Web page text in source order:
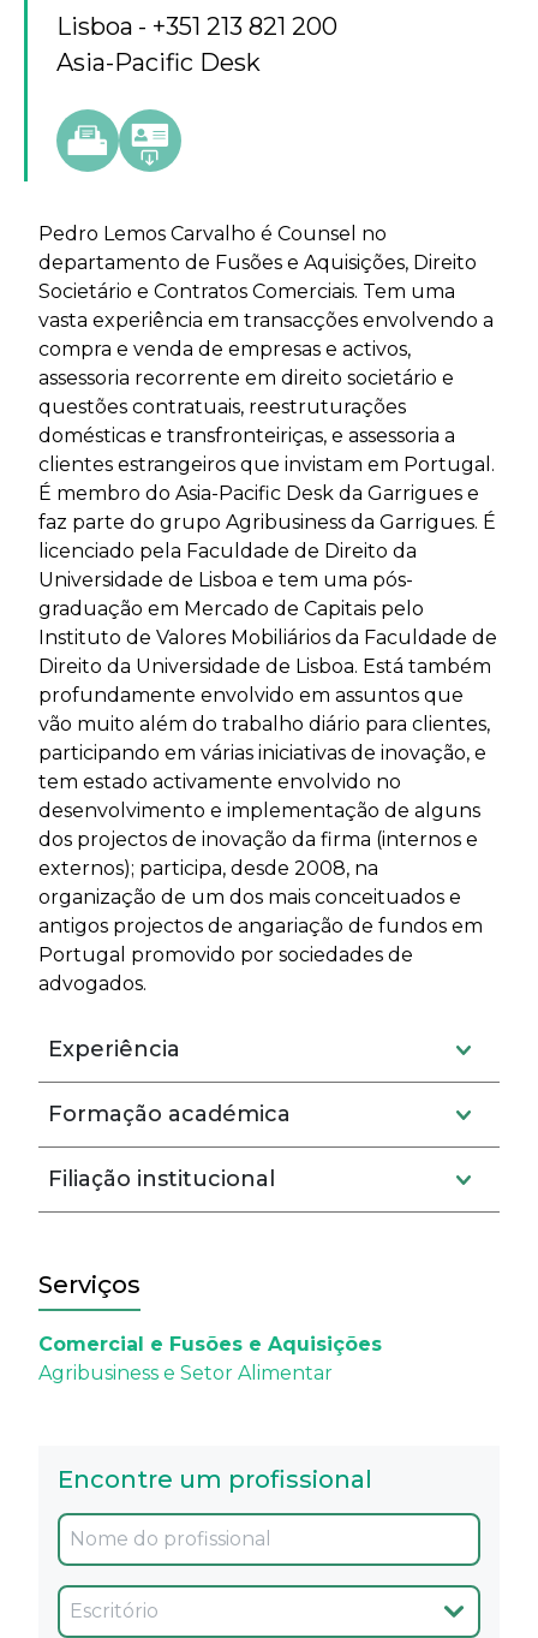
Lisboa
+351 213 821 200
Asia-Pacific Desk
Pedro Lemos Carvalho é Counsel no
departamento de Fusões e Aquisições, Direito
Societário e Contratos Comerciais. Tem uma
vasta experiência em transacções envolvendo a
compra e venda de empresas e activos,
assessoria recorrente em direito societário e
questões contratuais, reestruturações
domésticas e transfronteiriças, e assessoria a
clientes estrangeiros que invistam em Portugal.
É membro do Asia-Pacific Desk da Garrigues e
faz parte do grupo Agribusiness da Garrigues. É
licenciado pela Faculdade de Direito da
Universidade de Lisboa e tem uma pós-
graduação em Mercado de Capitais pelo
Instituto de Valores Mobiliários da Faculdade de
Direito da Universidade de Lisboa. Está também
profundamente envolvido em assuntos que
vão muito além do trabalho diário para clientes,
participando em várias iniciativas de inovação, e
tem estado activamente envolvido no
desenvolvimento e implementação de alguns
dos projectos de inovação da firma (internos e
externos); participa, desde 2008, na
organização de um dos mais conceituados e
antigos projectos de angariação de fundos em
Portugal promovido por sociedades de
advogados.
Experiência
Formação académica
Filiação institucional
Serviços
Comercial e Fusões e Aquisições
Agribusiness e Setor Alimentar
Encontre um profissional
Oficina